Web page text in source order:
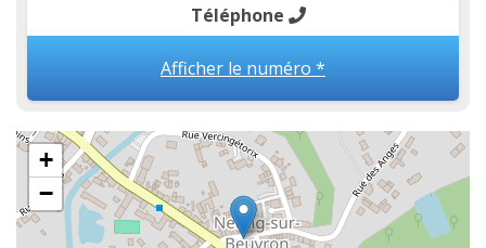
Téléphone
Afficher le numéro *
+
−